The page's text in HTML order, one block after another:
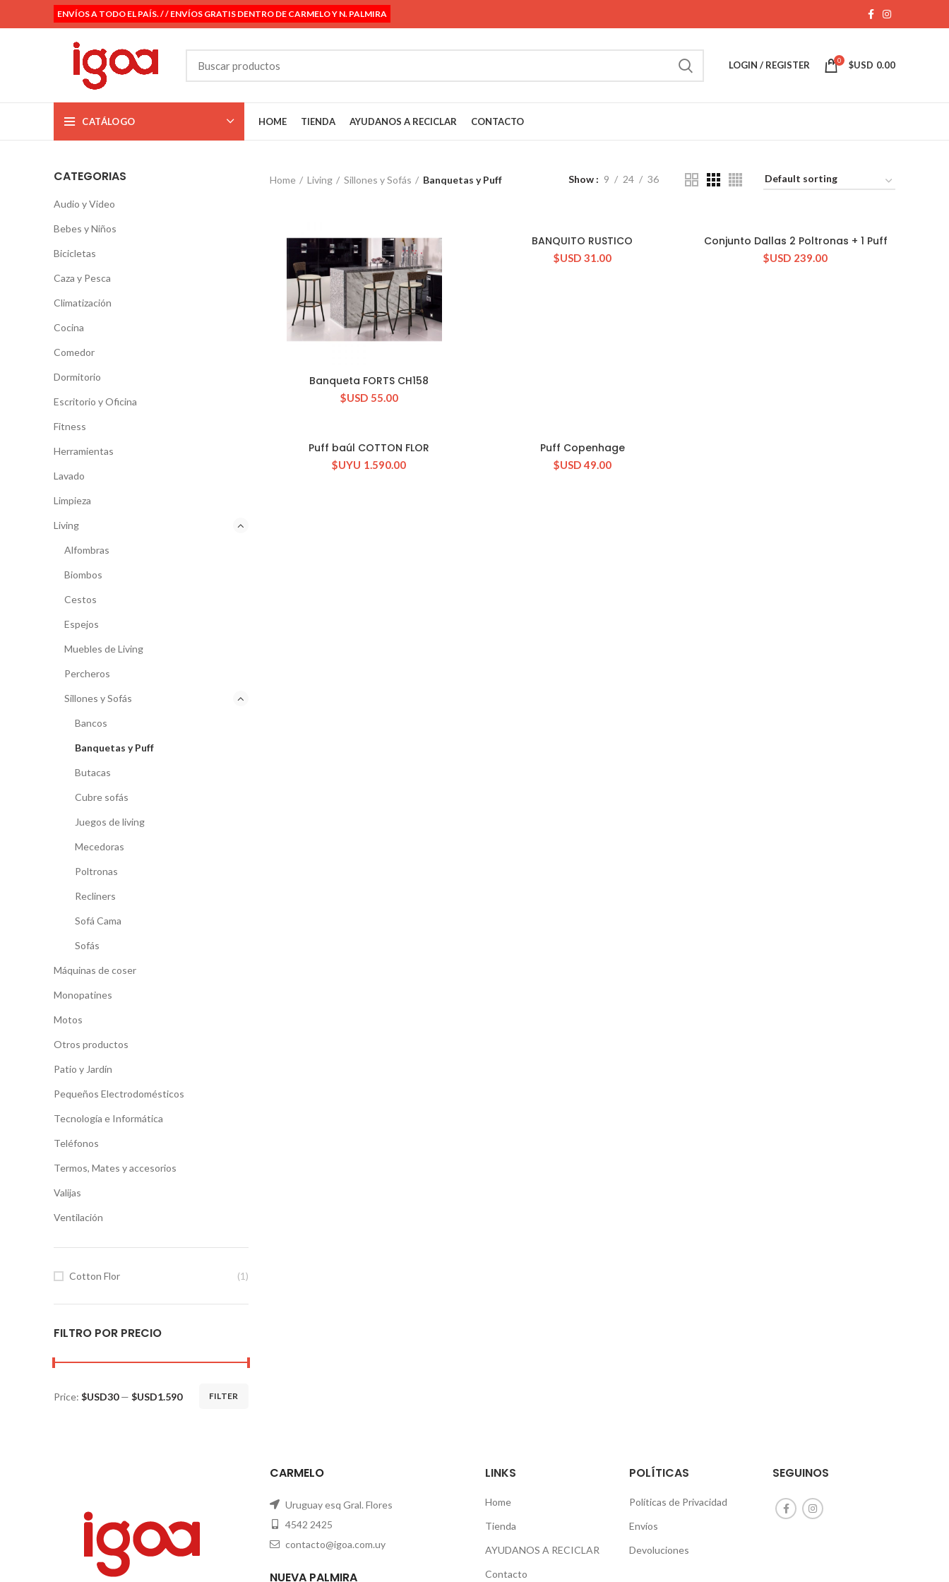
ENVÍOS A TODO EL PAÍS. / / ENVÍOS GRATIS DENTRO DE CARMELO Y N. PALMIRA
LOGIN / REGISTER 0 $USD 0.00
CATÁLOGO HOME TIENDA AYUDANOS A RECICLAR CONTACTO
CATEGORIAS
Audio y Video
Bebes y Niños
Bicicletas
Caza y Pesca
Climatización
Cocina
Comedor
Dormitorio
Escritorio y Oficina
Fitness
Herramientas
Lavado
Limpieza
Living
Alfombras
Biombos
Cestos
Espejos
Muebles de Living
Percheros
Sillones y Sofás
Bancos
Banquetas y Puff
Butacas
Cubre sofás
Juegos de living
Mecedoras
Poltronas
Recliners
Sofá Cama
Sofás
Máquinas de coser
Monopatines
Motos
Otros productos
Patio y Jardín
Pequeños Electrodomésticos
Tecnología e Informática
Teléfonos
Termos, Mates y accesorios
Valijas
Ventilación
Cotton Flor (1)
FILTRO POR PRECIO
FILTER
Price: $USD30— $USD1.590
Home Living Sillones y Sofás Banquetas y Puff Show 9 24 36
CONSULTAR STOCK
Banqueta FORTS CH158
$USD 55.00
CONSULTAR STOCK
BANQUITO RUSTICO
$USD 31.00
CONSULTAR STOCK
Conjunto Dallas 2 Poltronas + 1 Puff
$USD 239.00
CONSULTAR STOCK
Puff baúl COTTON FLOR
$UYU 1.590.00
CONSULTAR STOCK
Puff Copenhage
$USD 49.00
CARMELO
Uruguay esq Gral. Flores
4542 2425
contacto@igoa.com.uy
NUEVA PALMIRA
LINKS
Home
Tienda
AYUDANOS A RECICLAR
Contacto
POLÍTICAS
Políticas de Privacidad
Envíos
Devoluciones
SEGUINOS